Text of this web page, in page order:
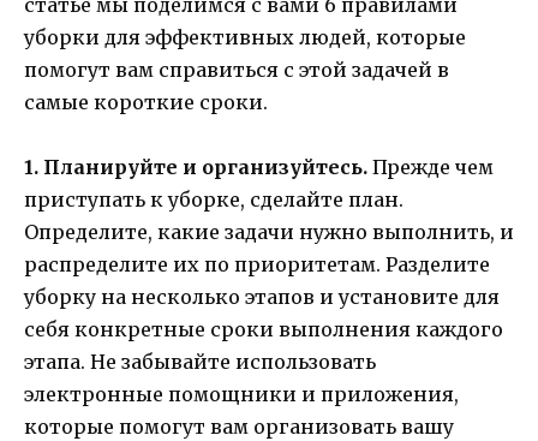
статье мы поделимся с вами 6 правилами
уборки для эффективных людей, которые
помогут вам справиться с этой задачей в
самые короткие сроки.
1. Планируйте и организуйтесь. Прежде чем
приступать к уборке, сделайте план.
Определите, какие задачи нужно выполнить, и
распределите их по приоритетам. Разделите
уборку на несколько этапов и установите для
себя конкретные сроки выполнения каждого
этапа. Не забывайте использовать
электронные помощники и приложения,
которые помогут вам организовать вашу